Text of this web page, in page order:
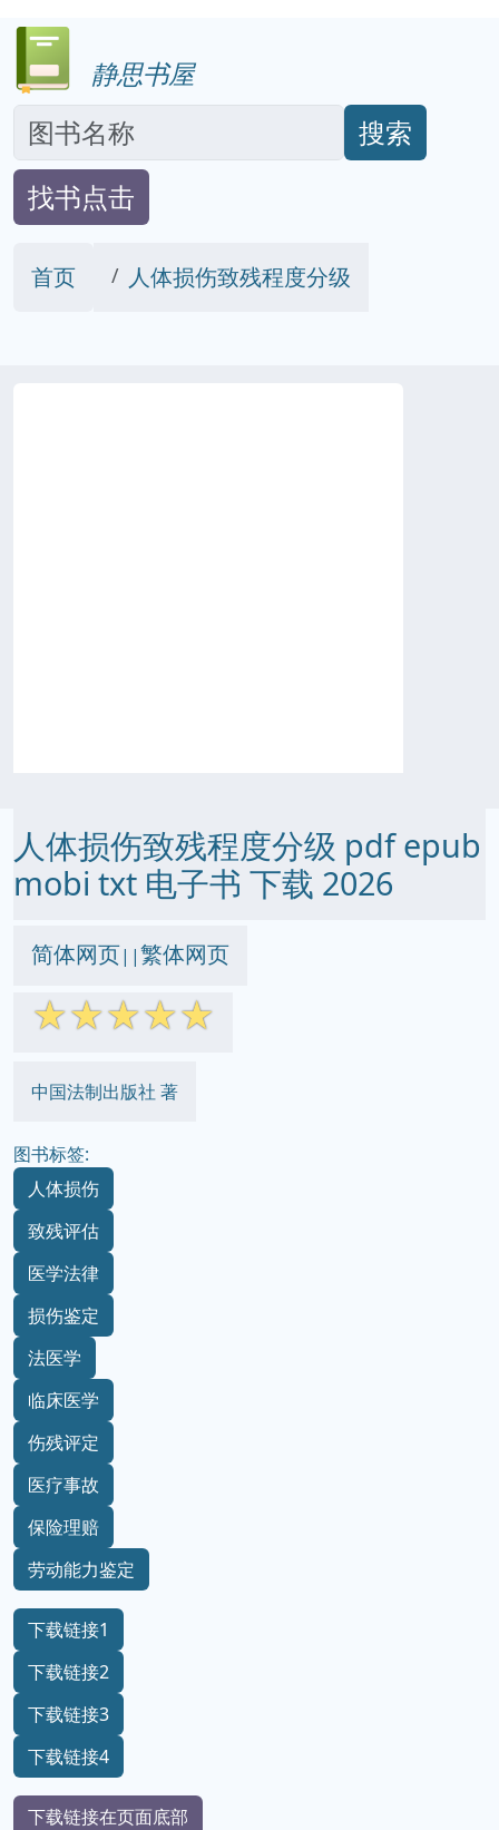
静思书屋
搜索
找书点击
首页 人体损伤致残程度分级
人体损伤致残程度分级 pdf epub
mobi txt 电子书 下载 2026
简体网页||繁体网页
☆☆☆☆☆
中国法制出版社 著
图书标签:
人体损伤
致残评估
医学法律
损伤鉴定
法医学
临床医学
伤残评定
医疗事故
保险理赔
劳动能力鉴定
下载链接1
下载链接2
下载链接3
下载链接4
下载链接在页面底部